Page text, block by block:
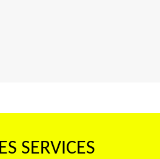
SERVICES